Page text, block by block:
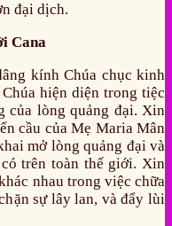
đại dịch.
Cana
kính Chúa chục kinh
hiện diện trong tiệc
của lòng quảng đại. Xin
cầu của Mẹ Maria Mân
mở lòng quảng đại và
trên toàn thế giới. Xin
nhau trong việc chữa
sự lây lan, và đẩy lùi